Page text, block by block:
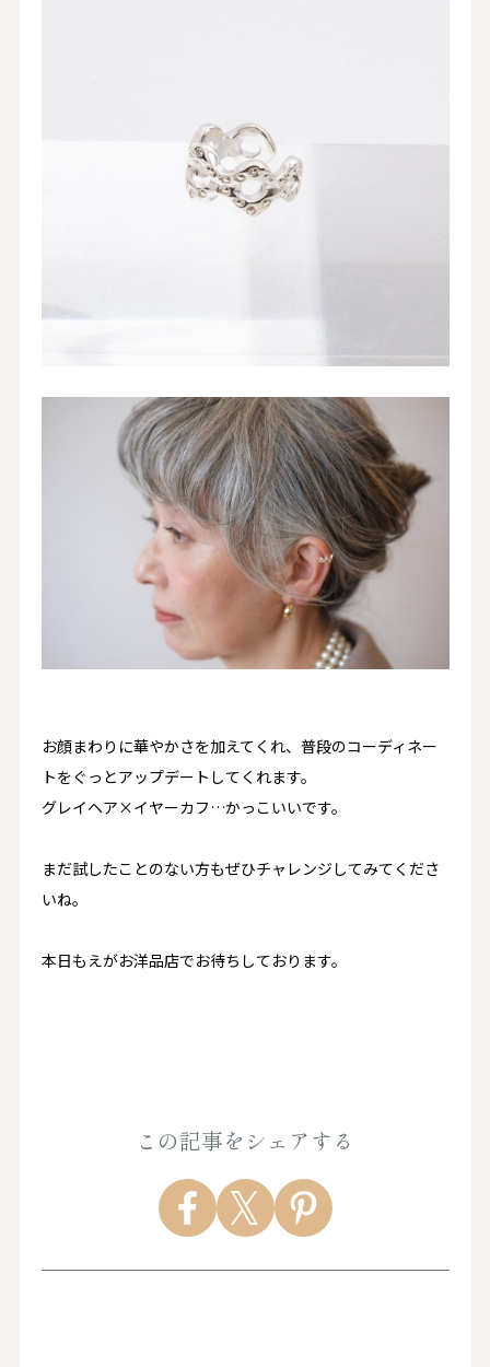
お顔まわりに華やかさを加えてくれ、普段のコーディネー
トをぐっとアップデートしてくれます。
グレイヘア×イヤーカフ…かっこいいです。
まだ試したことのない方もぜひチャレンジしてみてくださ
いね。
本日もえがお洋品店でお待ちしております。
この記事をシェアする